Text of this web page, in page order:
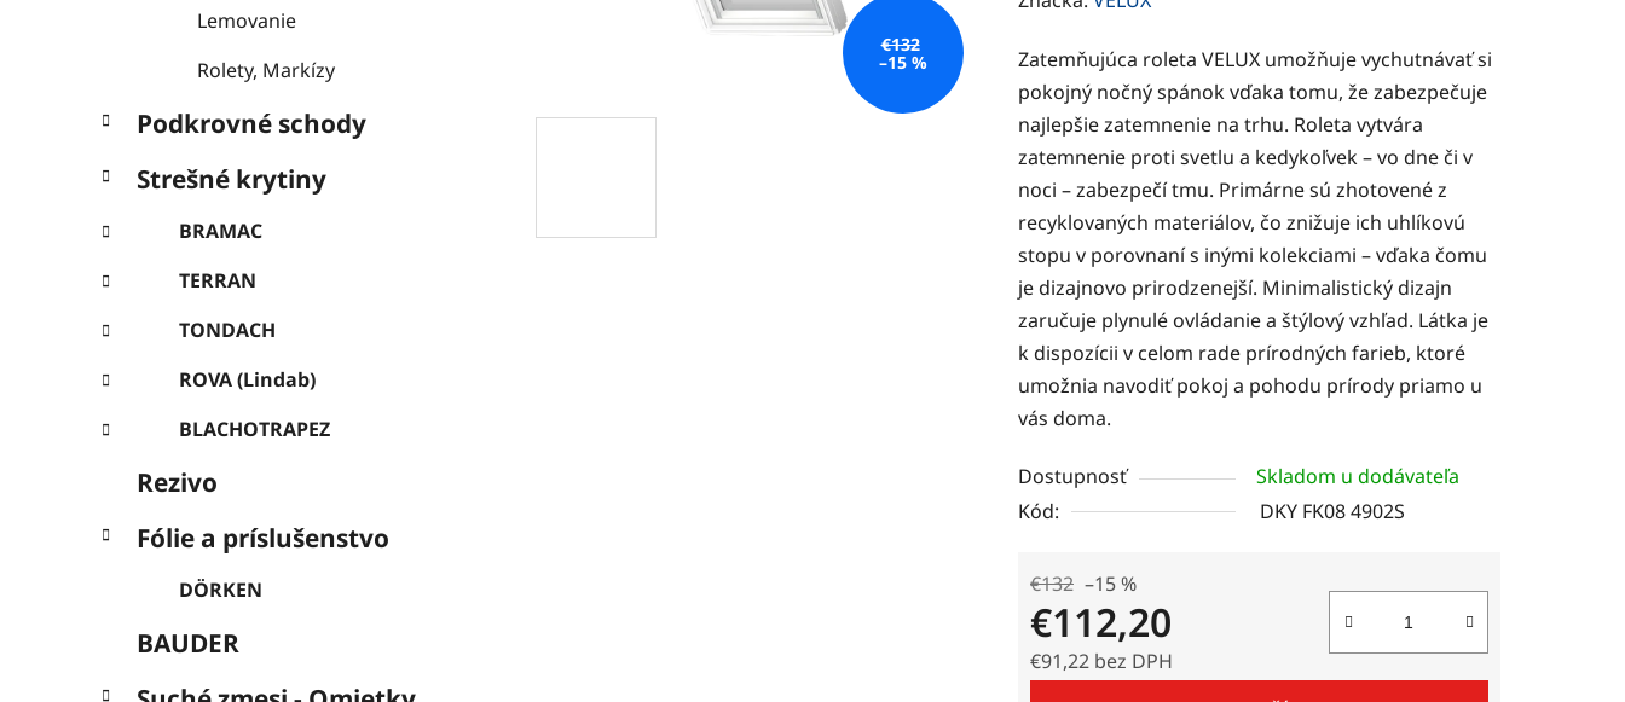
Lemovanie
Rolety, Markízy
Podkrovné schody
Strešné krytiny
BRAMAC
TERRAN
TONDACH
ROVA (Lindab)
BLACHOTRAPEZ
Rezivo
Fólie a príslušenstvo
DÖRKEN
BAUDER
je
0,0
z
5
hviezdičiek.
Zatemňujúca roleta VELUX umožňuje vychutnávať si
pokojný nočný spánok vďaka tomu, že zabezpečuje
najlepšie zatemnenie na trhu. Roleta vytvára
zatemnenie proti svetlu a kedykoľvek – vo dne či v
noci – zabezpečí tmu. Primárne sú zhotovené z
recyklovaných materiálov, čo znižuje ich uhlíkovú
stopu v porovnaní s inými kolekciami – vďaka čomu
je dizajnovo prirodzenejší. Minimalistický dizajn
zaručuje plynulé ovládanie a štýlový vzhľad. Látka je
k dispozícii v celom rade prírodných farieb, ktoré
umožnia navodiť pokoj a pohodu prírody priamo u
vás doma.
Dostupnosť
Skladom u dodávateľa
Kód:
DKY FK08 4902S
€132 –15 %
€112,20
€91,22 bez DPH
€132
–15 %